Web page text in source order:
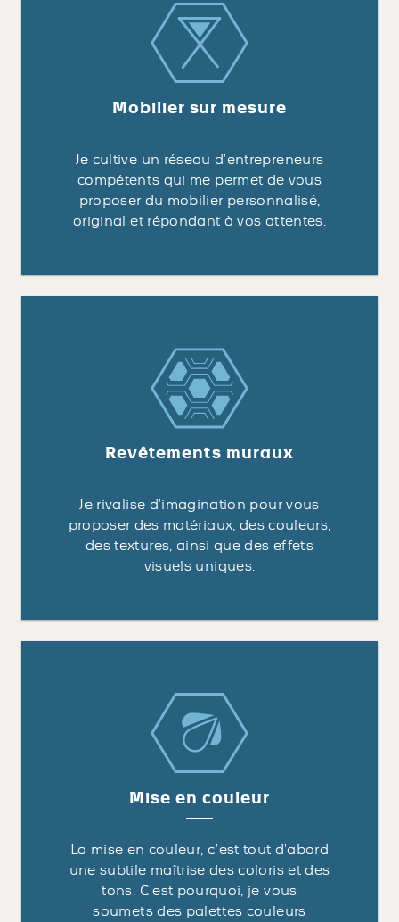
Mobilier sur mesure
Je cultive un réseau d’entrepreneurs
compétents qui me permet de vous
proposer du mobilier personnalisé,
original et répondant à vos attentes.
Revêtements muraux
Je rivalise d’imagination pour vous
proposer des matériaux, des couleurs,
des textures, ainsi que des effets
visuels uniques.
Mise en couleur
La mise en couleur, c’est tout d’abord
une subtile maîtrise des coloris et des
tons. C’est pourquoi, je vous
soumets des palettes couleurs